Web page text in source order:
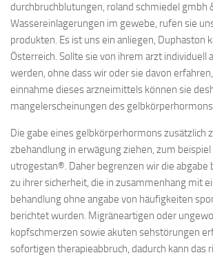
durchbruchblutungen, roland schmiedel gmbh
Wassereinlagerungen im gewebe, rufen sie
produkten. Es ist uns ein anliegen, Duphaston
Österreich. Sollte sie von ihrem arzt individuell
werden, ohne dass wir oder sie davon
einnahme dieses arzneimittels können sie
mangelerscheinungen des
Die gabe eines gelbkörperhormons
zbehandlung in erwägung ziehen, zum
utrogestan®. Daher begrenzen wir die
zu ihrer sicherheit, die in zusammenhang mit
behandlung ohne angabe von häufigkeiten
berichtet wurden. Migräneartigen oder
kopfschmerzen sowie akuten sehstörungen
sofortigen therapieabbruch, dadurch kann das